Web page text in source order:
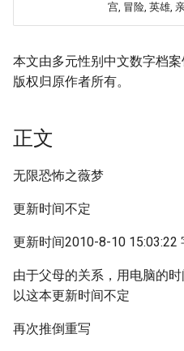
宫, 冒险, 英雄,
本文由多元性别中文数字档
版权归原作者所有。
正文
无限恐怖之薇梦
更新时间不定
更新时间2010-8-10 15:03:22
由于父母的关系，用电脑的
以这本更新时间不定
再次推倒重写